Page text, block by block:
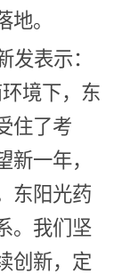
。
发表示：
境下，东
住了考
一年，
东阳光药
。我们坚
创新，定